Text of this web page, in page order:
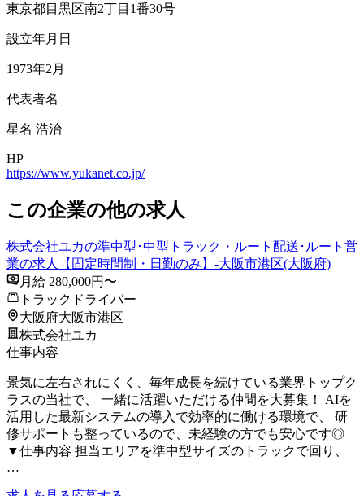
東京都目黒区南2丁目1番30号
設立年月日
1973年2月
代表者名
星名 浩治
HP
https://www.yukanet.co.jp/
この企業の他の求人
株式会社ユカの準中型･中型トラック・ルート配送･ルート営
業の求人【固定時間制・日勤のみ】-大阪市港区(大阪府)
月給 280,000円〜
トラックドライバー
大阪府大阪市港区
株式会社ユカ
仕事内容
景気に左右されにくく、毎年成長を続けている業界トップク
ラスの当社で、 一緒に活躍いただける仲間を大募集！ AIを
活用した最新システムの導入で効率的に働ける環境で、 研
修サポートも整っているので、未経験の方でも安心です◎
▼仕事内容 担当エリアを準中型サイズのトラックで回り、
…